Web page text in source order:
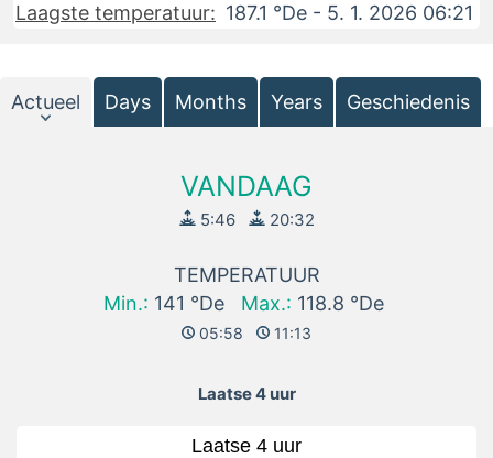
Laagste temperatuur: 187.1 °De - 5. 1. 2026 06:21
Actueel Days Months Years Geschiedenis
VANDAAG
5:46 20:32
TEMPERATUUR
Min.: 141 °De Max.: 118.8 °De
05:58 11:13
Laatse 4 uur
Laatse 4 uur